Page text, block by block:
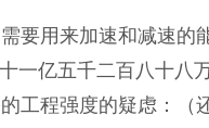
要用来加速和减速
一亿五千二百八十八
工程强度的疑虑：（